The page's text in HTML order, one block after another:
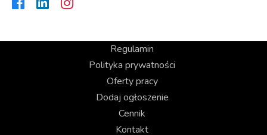
Regulamin
Polityka prywatności
Oferty pracy
Dodaj ogłoszenie
Cennik
Kontakt